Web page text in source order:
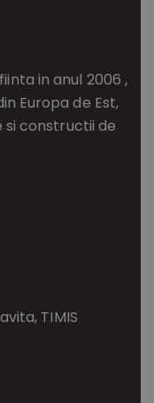
in anul 2006 ,
Europa de Est,
si constructii de
TIMIS